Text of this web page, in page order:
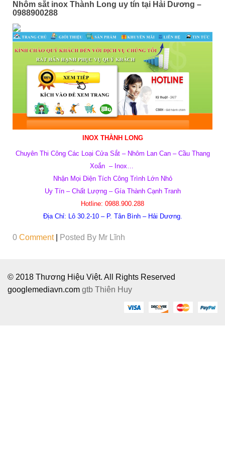
Nhôm sắt inox Thành Long uy tín tại Hải Dương –
0988900288
INOX THÀNH LONG
Chuyên Thi Công Các Loại Cửa Sắt – Nhôm Lan Can – Cầu Thang
Xoắn – Inox…
Nhận Mọi Diện Tích Công Trình Lớn Nhỏ
Uy Tín – Chất Lượng – Gía Thành Cạnh Tranh
Hotline: 0988.900.288
Địa Chỉ: Lô 30.2-10 – P. Tân Bình – Hải Dương.
0 Comment Posted By Mr Lĩnh
© 2018 Thương Hiệu Việt. All Rights Reserved
googlemediavn.com gtb Thiên Huy